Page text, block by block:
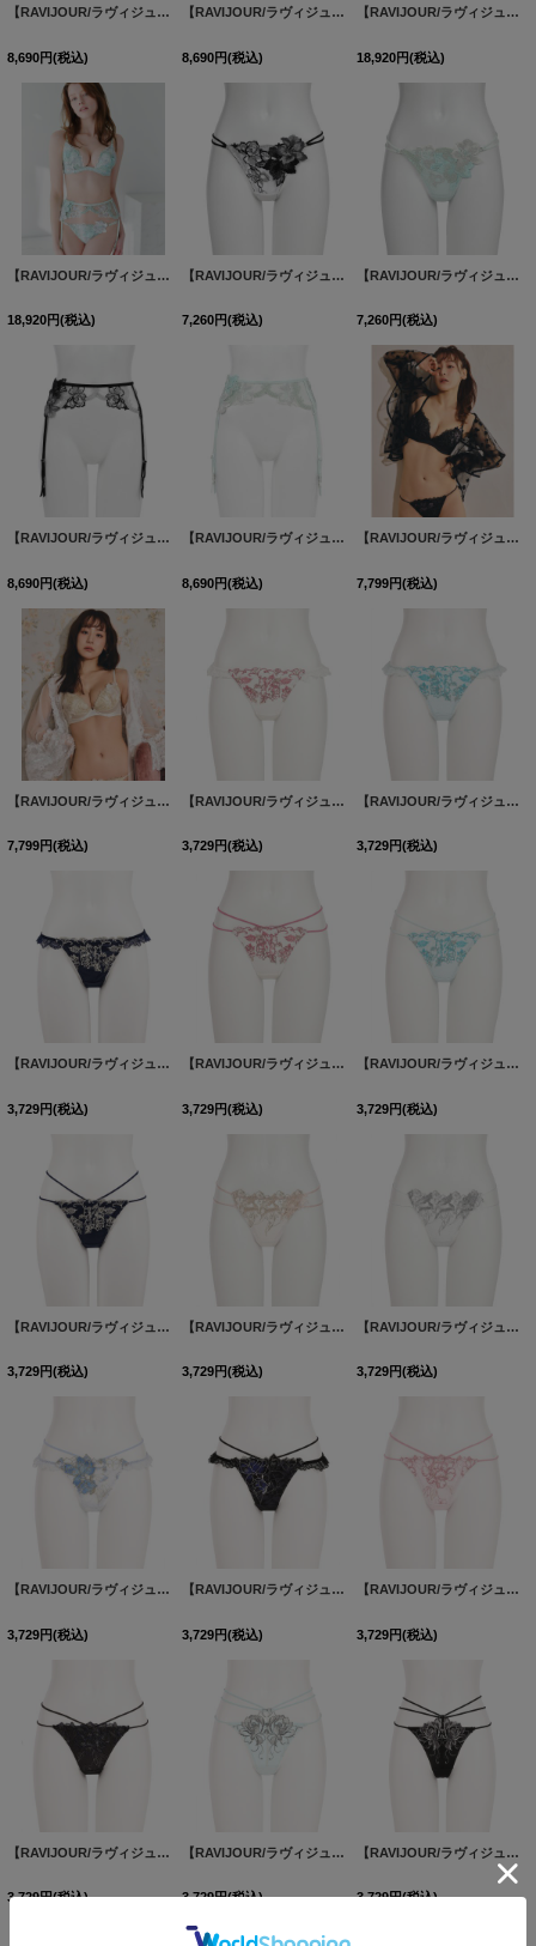
【RAVIJOUR/ラヴィジュール】エデン ガーター / ランジェリー / セクシーランジェリー / 下着【OF08】
8,690円(税込)
【RAVIJOUR/ラヴィジュール】エデン ガーター / ランジェリー / セクシーランジェリー / 下着【OF08】
8,690円(税込)
【RAVIJOUR/ラヴィジュール】ロイヤル トリックリフト ブラ / ランジェリー / セクシーランジェリー / 下着 / L040221-T / L040362-G【OF08】
18,920円(税込)
【RAVIJOUR/ラヴィジュール】ロイヤル トリックリフト ブラ / ランジェリー / セクシーランジェリー / 下着 / L040221-T / L040362-G【OF08】
18,920円(税込)
【RAVIJOUR/ラヴィジュール】ロイヤル トリックTバック / ランジェリー / セクシーランジェリー / 下着【OF08】
7,260円(税込)
【RAVIJOUR/ラヴィジュール】ロイヤル トリックTバック / ランジェリー / セクシーランジェリー / 下着【OF08】
7,260円(税込)
【RAVIJOUR/ラヴィジュール】ロイヤル トリックガーター / ランジェリー / セクシーランジェリー / 下着【OF08】
8,690円(税込)
【RAVIJOUR/ラヴィジュール】ロイヤル トリックガーター / ランジェリー / セクシーランジェリー / 下着【OF08】
8,690円(税込)
【RAVIJOUR/ラヴィジュール】マリーサテン グラマーアップ ブラ / ランジェリー / セクシーランジェリー / 下着 / R979921-ET / R980121-ST【OF08】
7,799円(税込)
【RAVIJOUR/ラヴィジュール】マリーサテン グラマーアップ ブラ / ランジェリー / セクシーランジェリー / 下着 / R979921-ET / R980121-ST【OF08】
7,799円(税込)
【RAVIJOUR/ラヴィジュール】カドリー ストレッチレース Tバック / ランジェリー / セクシーランジェリー / 下着【OF08】
3,729円(税込)
【RAVIJOUR/ラヴィジュール】カドリー ストレッチレース Tバック / ランジェリー / セクシーランジェリー / 下着【OF08】
3,729円(税込)
【RAVIJOUR/ラヴィジュール】カドリー ストレッチレース Tバック / ランジェリー / セクシーランジェリー / 下着【OF08】
3,729円(税込)
【RAVIJOUR/ラヴィジュール】カドリー エンブレース Tバック / ランジェリー / セクシーランジェリー / 下着【OF08】
3,729円(税込)
【RAVIJOUR/ラヴィジュール】カドリー エンブレース Tバック / ランジェリー / セクシーランジェリー / 下着【OF08】
3,729円(税込)
【RAVIJOUR/ラヴィジュール】カドリー エンブレース Tバック / ランジェリー / セクシーランジェリー / 下着【OF08】
3,729円(税込)
【RAVIJOUR/ラヴィジュール】フローティングマーメイド ストレッチレース Tバック / ランジェリー / セクシーランジェリー / 下着【OF08】
3,729円(税込)
【RAVIJOUR/ラヴィジュール】フローティングマーメイド ストレッチレース Tバック / ランジェリー / セクシーランジェリー / 下着【OF08】
3,729円(税込)
【RAVIJOUR/ラヴィジュール】ノーブルマグノリア ストレッチレース Tバック / ランジェリー / セクシーランジェリー / 下着【OF08】
3,729円(税込)
【RAVIJOUR/ラヴィジュール】ノーブルマグノリア ストレッチレース Tバック / ランジェリー / セクシーランジェリー / 下着【OF08】
3,729円(税込)
【RAVIJOUR/ラヴィジュール】フローラルソルベ Tバック / ランジェリー / セクシーランジェリー / 下着【OF08】
3,729円(税込)
【RAVIJOUR/ラヴィジュール】フローラルソルベ Tバック / ランジェリー / セクシーランジェリー / 下着【OF08】
3,729円(税込)
【RAVIJOUR/ラヴィジュール】シャインベロナ Tバック / ランジェリー / セクシーランジェリー / 下着【OF08】
3,729円(税込)
【RAVIJOUR/ラヴィジュール】シャインベロナ Tバック / ランジェリー / セクシーランジェリー / 下着【OF08】
3,729円(税込)